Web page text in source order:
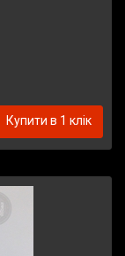
Купити в 1 клік